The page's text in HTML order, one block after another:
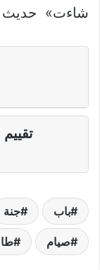
شاءت» حديث
باب جنة
صيام